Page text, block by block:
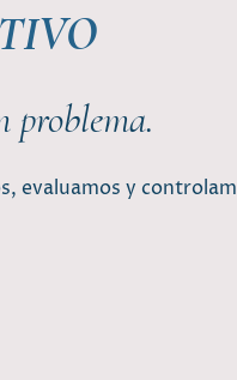
problema.
evaluamos y